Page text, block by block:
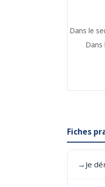
Dans le
Dans
Fiches
→ Je